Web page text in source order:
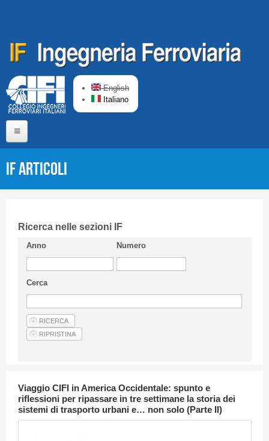
English
Italiano
CIFI in breve
Linee Guida
Privacy Policy
Articoli
IF Articoli
Ricerca nelle sezioni IF
Anno Numero
Cerca
Viaggio CIFI in America Occidentale: spunto e
riflessioni per ripassare in tre settimane la storia dei
sistemi di trasporto urbani e… non solo (Parte II)